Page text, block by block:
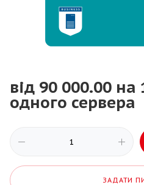
від 90 000.00 на
одного сервера
ЗАДАТИ